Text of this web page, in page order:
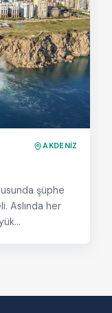
AKDENİZ
şüphe
Aslında her